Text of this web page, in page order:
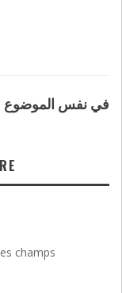
في نفس الموضوع
champs